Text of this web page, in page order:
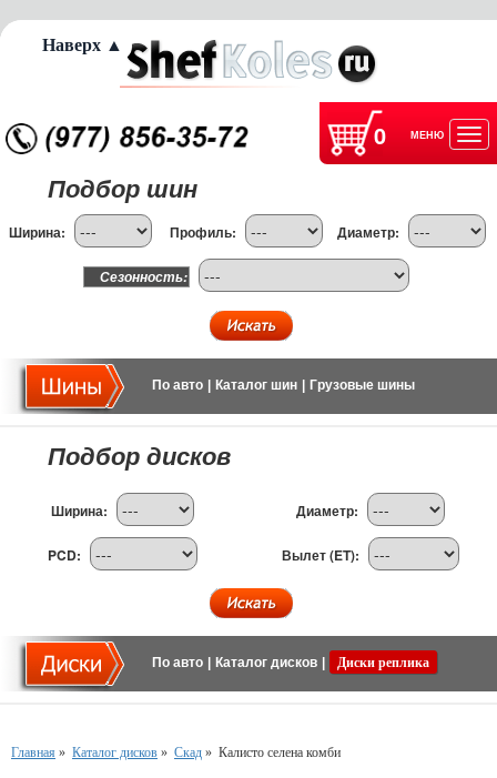
0 МЕНЮ
Подбор шин
Ширина: Профиль: Диаметр:
Сезонность:
По авто Каталог шин Грузовые шины
Подбор дисков
Ширина: Диаметр:
PCD: Вылет (ET):
По авто Каталог дисков Диски реплика
Главная » Каталог дисков » Скад » Калисто селена комби
Наверх ▲